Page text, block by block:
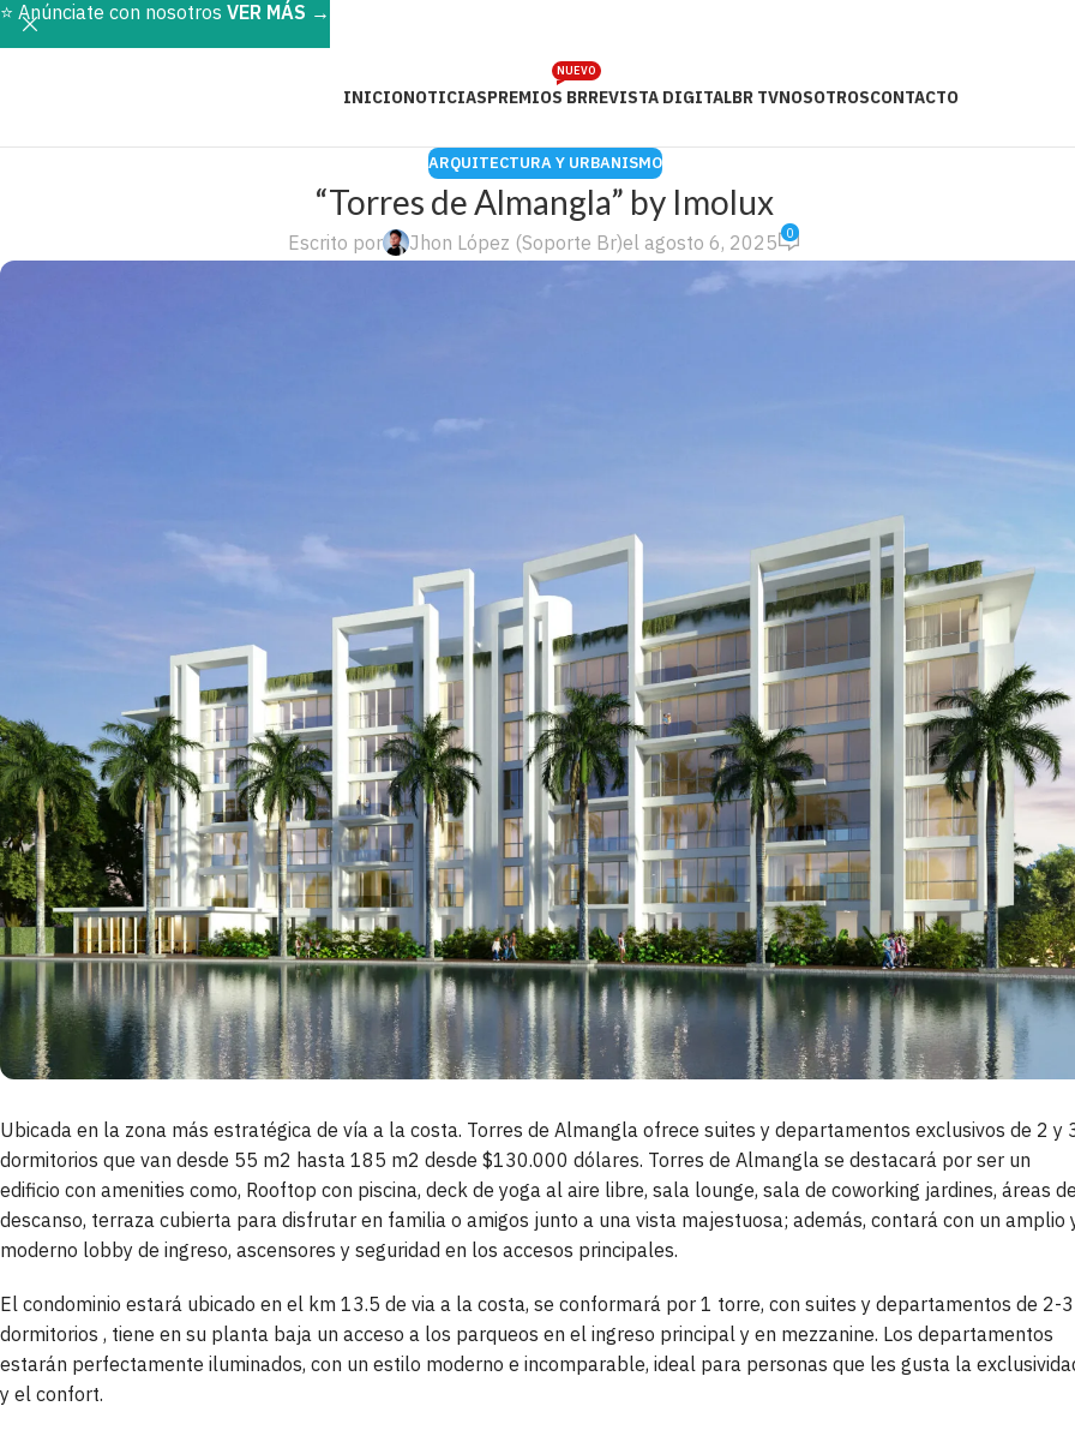
INICIONOTICIASPREMIOS BR
NUEVO
REVISTA DIGITALBR TVNOSOTROSCONTACTO
ARQUITECTURA Y URBANISMO
“Torres de Almangla” by Imolux
Escrito por Jhon López (Soporte Br)el agosto 6, 2025 0
Ubicada en la zona más estratégica de vía a la costa. Torres de Almangla ofrece suites y departamentos exclusivos de 2 y
dormitorios que van desde 55 m2 hasta 185 m2 desde $130.000 dólares. Torres de Almangla se destacará por ser un
edificio con amenities como, Rooftop con piscina, deck de yoga al aire libre, sala lounge, sala de coworking jardines, áreas de
descanso, terraza cubierta para disfrutar en familia o amigos junto a una vista majestuosa; además, contará con un amplio
moderno lobby de ingreso, ascensores y seguridad en los accesos principales.
El condominio estará ubicado en el km 13.5 de via a la costa, se conformará por 1 torre, con suites y departamentos de 2-3
dormitorios , tiene en su planta baja un acceso a los parqueos en el ingreso principal y en mezzanine. Los departamentos
estarán perfectamente iluminados, con un estilo moderno e incomparable, ideal para personas que les gusta la
y el confort.
⭐️ Anúnciate con nosotros VER MÁS →